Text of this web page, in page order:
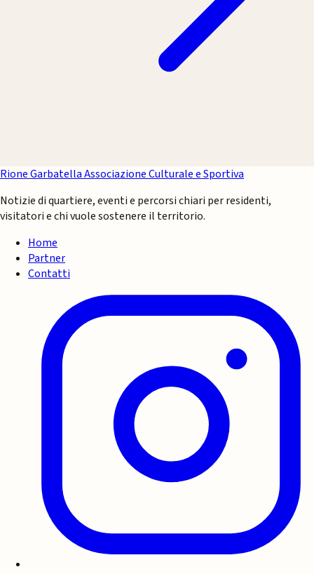
Rione GarbatellaAssociazione Culturale e Sportiva
Notizie di quartiere, eventi e percorsi chiari per residenti,
visitatori e chi vuole sostenere il territorio.
Home
Partner
Contatti